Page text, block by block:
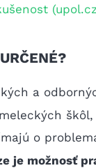
a
o
je možnosť